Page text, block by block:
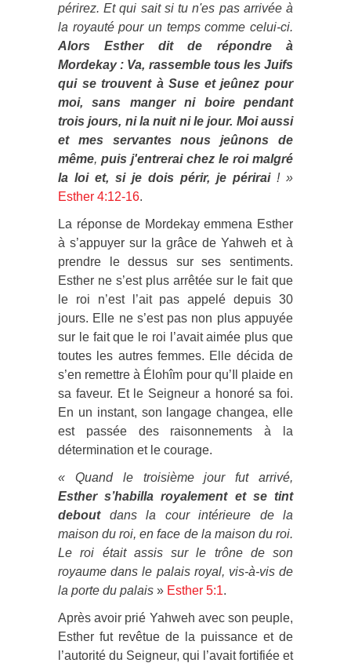
périrez. Et qui sait si tu n'es pas arrivée à
la royauté pour un temps comme celui-ci.
Alors Esther dit de répondre à
Mordekay : Va, rassemble tous les Juifs
qui se trouvent à Suse et jeûnez pour
moi, sans manger ni boire pendant
trois jours, ni la nuit ni le jour. Moi aussi
et mes servantes nous jeûnons de
même, puis j'entrerai chez le roi malgré
la loi et, si je dois périr, je périrai! »
Esther 4:12-16.
La réponse de Mordekay emmena Esther
à s’appuyer sur la grâce de Yahweh et à
prendre le dessus sur ses sentiments.
Esther ne s’est plus arrêtée sur le fait que
le roi n’est l’ait pas appelé depuis 30
jours. Elle ne s’est pas non plus appuyée
sur le fait que le roi l’avait aimée plus que
toutes les autres femmes. Elle décida de
s’en remettre à Élohîm pour qu’Il plaide en
sa faveur. Et le Seigneur a honoré sa foi.
En un instant, son langage changea, elle
est passée des raisonnements à la
détermination et le courage.
« Quand le troisième jour fut arrivé,
Esther s’habilla royalement et se tint
deboutdans la cour intérieure de la
maison du roi, en face de la maison du roi.
Le roi était assis sur le trône de son
royaume dans le palais royal, vis-à-vis de
la porte du palais » Esther 5:1.
Après avoir prié Yahweh avec son peuple,
Esther fut revêtue de la puissance et de
l’autorité du Seigneur, qui l’avait fortifiée et